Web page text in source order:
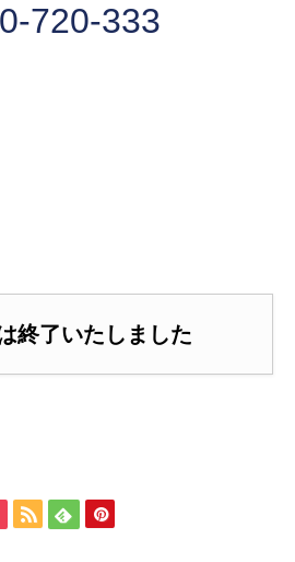
720-333
終了いたしました